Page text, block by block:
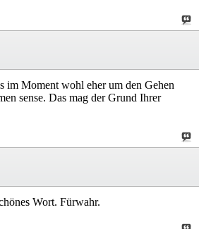
im Moment wohl eher um den Gehen
sense. Das mag der Grund Ihrer
Wort. Fürwahr.